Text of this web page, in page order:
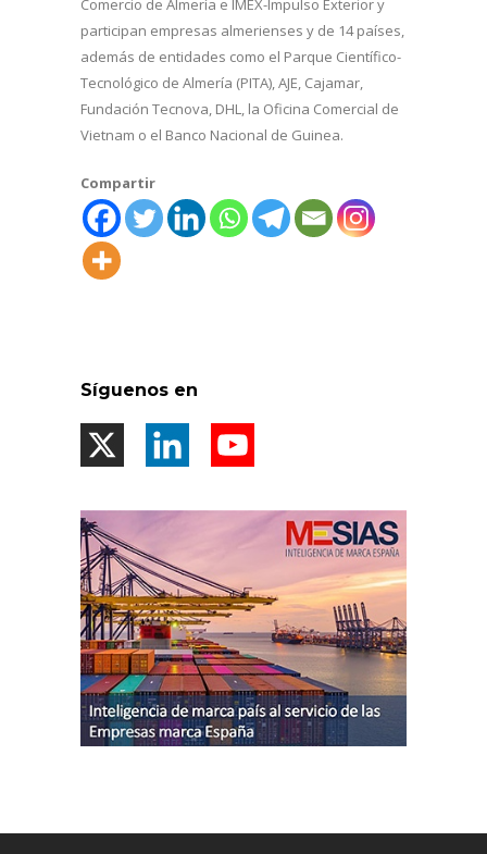
participan empresas almerienses y de 14 países,
además de entidades como el Parque Científico-
Tecnológico de Almería (PITA), AJE, Cajamar,
Fundación Tecnova, DHL, la Oficina Comercial de
Vietnam o el Banco Nacional de Guinea.
Compartir
Síguenos en